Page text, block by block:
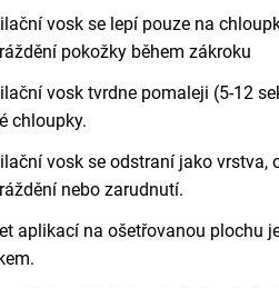
vosk se lepí pouze na
pokožky během zákroku
vosk tvrdne pomaleji (5-12
chloupky.
vosk se odstraní jako vrstva,
nebo zarudnutí.
aplikací na ošetřovanou plochu